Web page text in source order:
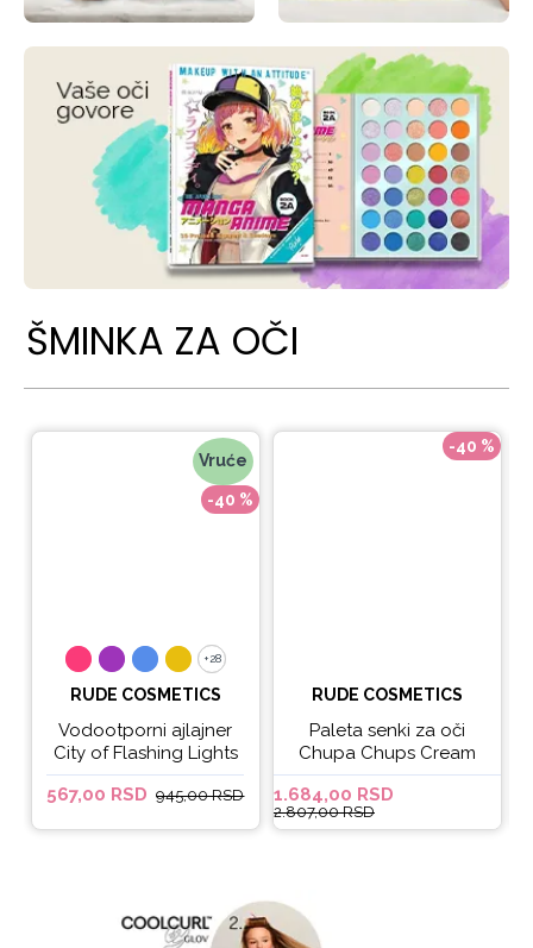
ŠMINKA ZA OČI
Vruće
-40 %
+28
+28
RUDE COSMETICS
Vodootporni ajlajner
City of Flashing Lights
Micro Retractable Liner
- It's Lit
567,00 RSD 945,00 RSD
-40 %
RUDE COSMETICS
Paleta senki za oči
Chupa Chups Cream
Soda
1.684,00 RSD
2.807,00 RSD